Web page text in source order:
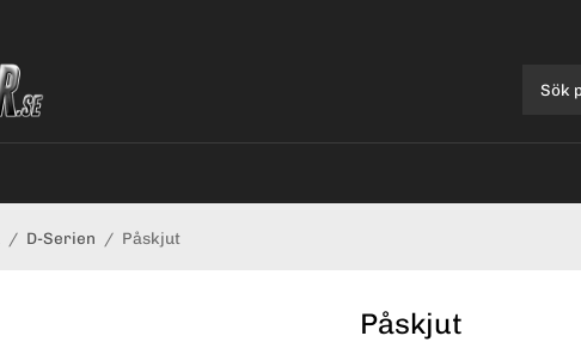
/ D-Serien / Påskjut
Påskjut